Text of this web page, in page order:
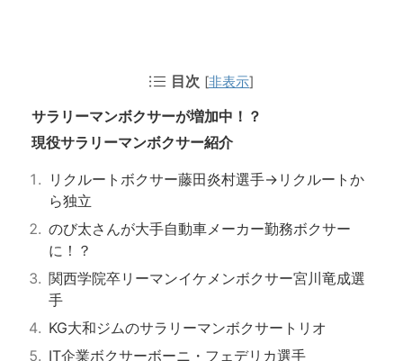
目次 [非表示]
サラリーマンボクサーが増加中！？
現役サラリーマンボクサー紹介
リクルートボクサー藤田炎村選手→リクルートか
ら独立
のび太さんが大手自動車メーカー勤務ボクサー
に！？
関西学院卒リーマンイケメンボクサー宮川竜成選
手
KG大和ジムのサラリーマンボクサートリオ
IT企業ボクサーボーニ・フェデリカ選手